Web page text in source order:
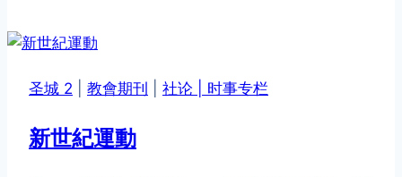
年
联
郊
圣城 2 教會期刊 社论 | 时事专栏
新世紀運動